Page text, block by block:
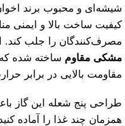
شیشه‌ای و محبوب برند
کیفیت ساخت بالا و ایمنی
مصرف‌کنندگان را جلب کند.
مشکی مقاوم ساخته شده
مقاومت بالایی در برابر
طراحی پنج شعله این گاز
همزمان چند غذا را آماده